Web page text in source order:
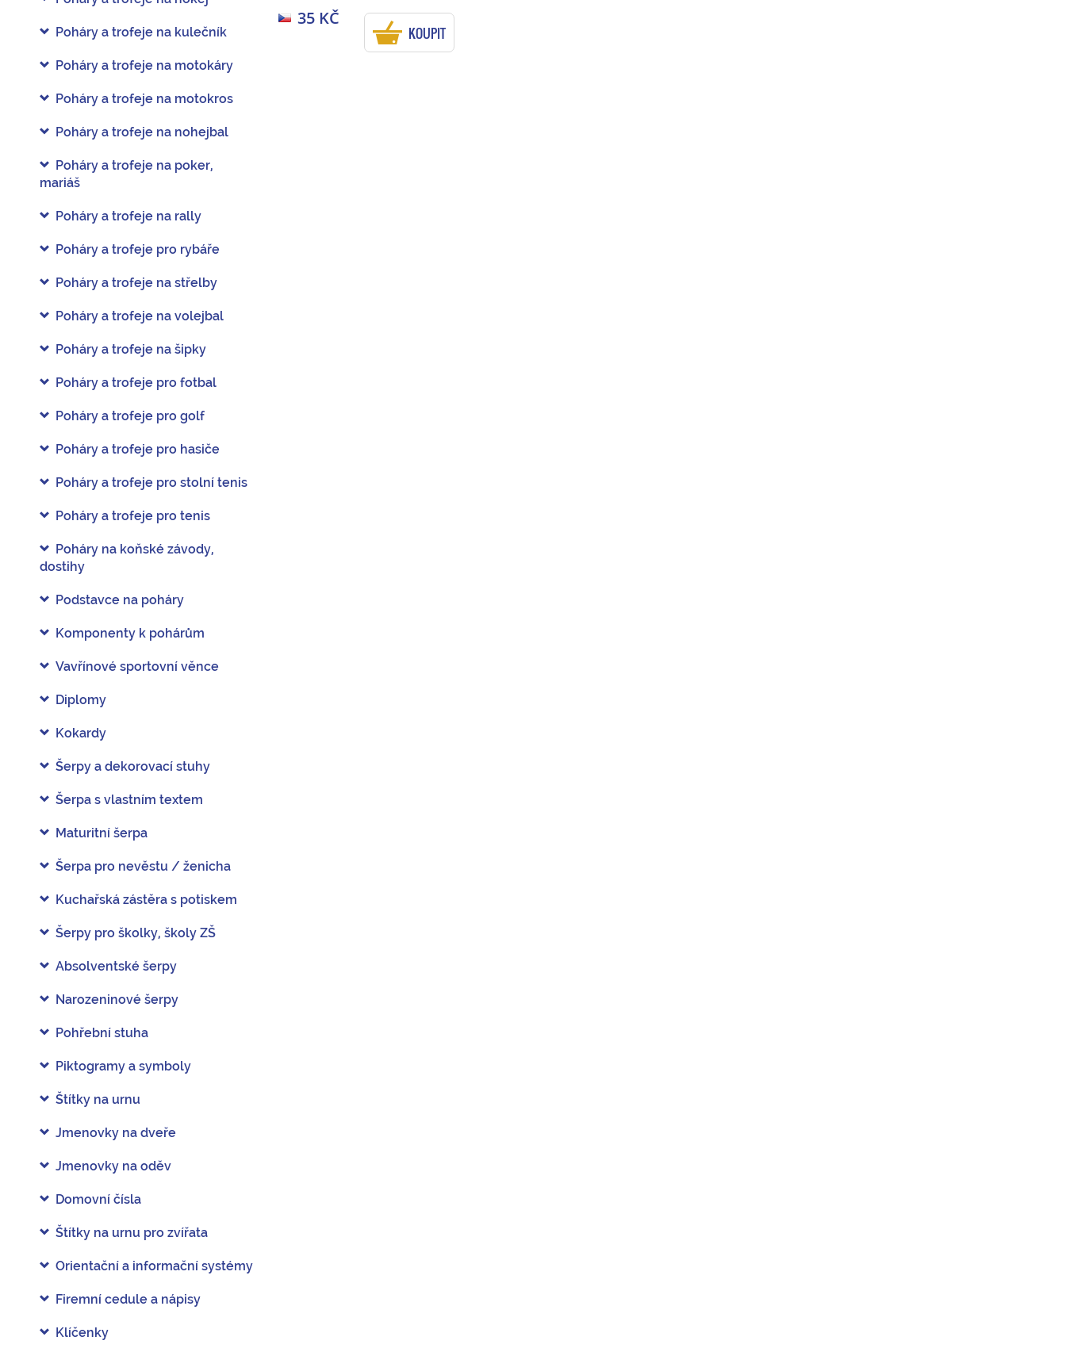
Poháry a trofeje na kulečník
Poháry a trofeje na motokáry
Poháry a trofeje na motokros
Poháry a trofeje na nohejbal
Poháry a trofeje na poker,
mariáš
Poháry a trofeje na rally
Poháry a trofeje pro rybáře
Poháry a trofeje na střelby
Poháry a trofeje na volejbal
Poháry a trofeje na šipky
Poháry a trofeje pro fotbal
Poháry a trofeje pro golf
Poháry a trofeje pro hasiče
Poháry a trofeje pro stolní tenis
Poháry a trofeje pro tenis
Poháry na koňské závody,
dostihy
Podstavce na poháry
Komponenty k pohárům
Vavřínové sportovní věnce
Diplomy
Kokardy
Šerpy a dekorovací stuhy
Šerpa s vlastním textem
Maturitní šerpa
Šerpa pro nevěstu / ženicha
Kuchařská zástěra s potiskem
Šerpy pro školky, školy ZŠ
Absolventské šerpy
Narozeninové šerpy
Pohřební stuha
Piktogramy a symboly
Štítky na urnu
Jmenovky na dveře
Jmenovky na oděv
Domovní čísla
Štítky na urnu pro zvířata
Orientační a informační systémy
Firemní cedule a nápisy
Klíčenky
35 KČ
KOUPIT